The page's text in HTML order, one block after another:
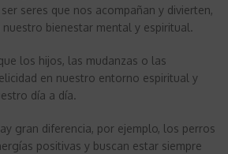
seres que nos acompañan y divierten,
bienestar mental y espiritual.
los hijos, las mudanzas o las
en nuestro entorno espiritual y
día a día.
gran diferencia, por ejemplo, los perros
positivas y buscan estar siempre